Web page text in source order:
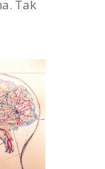
Tak